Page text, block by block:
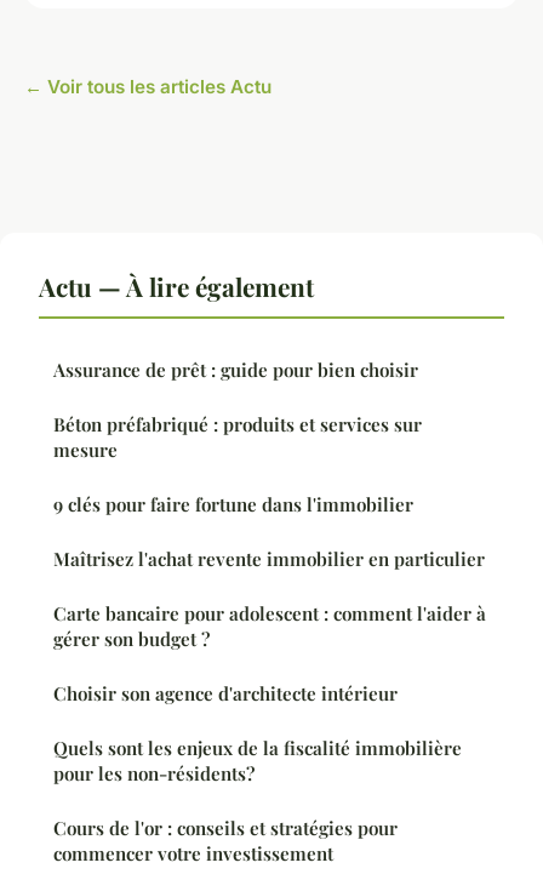
← Voir tous les articles Actu
Actu — À lire également
Assurance de prêt : guide pour bien choisir
Béton préfabriqué : produits et services sur
mesure
9 clés pour faire fortune dans l'immobilier
Maîtrisez l'achat revente immobilier en particulier
Carte bancaire pour adolescent : comment l'aider à
gérer son budget ?
Choisir son agence d'architecte intérieur
Quels sont les enjeux de la fiscalité immobilière
pour les non-résidents?
Cours de l'or : conseils et stratégies pour
commencer votre investissement